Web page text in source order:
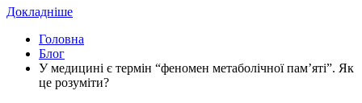
Докладніше
Головна
Блог
У медицині є термін “феномен метаболічної пам’яті”. Як
це розуміти?